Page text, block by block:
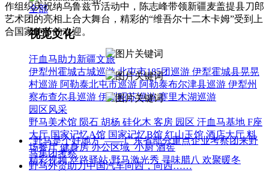
全部
视觉文化
汗血马助力新疆文旅
伊犁州霍城古城巡游 北屯市185团巡游 伊犁霍城县晃晃
村巡游 阿勒泰北屯市巡游 阿勒泰布尔津县巡游 伊犁州
察布查尔县巡游 伊犁昭苏巡游 赛里木湖巡游
园区风采
野马美术馆 陨石 胡杨 硅化木 客房 园区 汗血马基地 F座
大厅 国家记忆A馆 国家记忆B馆 红山玉馆 酒店大厅 料
场餐厅 健身房 办公区域 小厨 酒窖
精彩视频 丝路驿站·野马激光秀 寻味腊八 欢聚暖冬
作组织庆祝纳乌鲁兹节活动中，陈志峰带领新疆麦盖提县刀郎
艺术团的亮相上合大舞台，精彩的“维吾尔十二木卡姆”受到上
合国家使节的欢迎。
“野马是个好地方”——广东省部分重点企业考察团来野
马集团考察
野马外贸助力中国汽车向西，向西……